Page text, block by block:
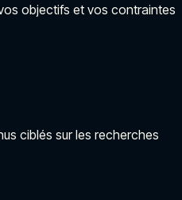
objectifs et vos contraintes
ciblés sur les recherches